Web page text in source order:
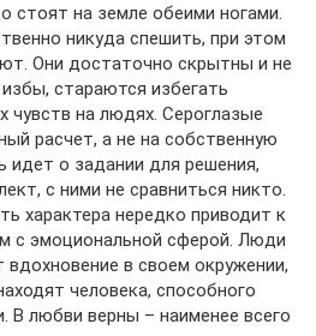
стоят на земле обеими ногами.
никуда спешить, при этом
Они достаточно скрытны и не
стараются избегать
чувств на людях. Сероглазые
расчет, а не на собственную
идет о задании для решения,
с ними не сравниться никто.
характера нередко приводит к
с эмоциональной сферой. Люди
в своем окружении,
человека, способного
В любви верны – наименее всего